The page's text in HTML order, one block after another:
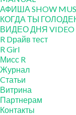
АФИША SHOW
КОГДА ТЫ ГОЛОДЕН
ВИДЕО ДНЯ VIDEO
R Dрайв тест
R Girl
Мисс R
Журнал
Cтатьи
Витрина
Партнерам
Контакты